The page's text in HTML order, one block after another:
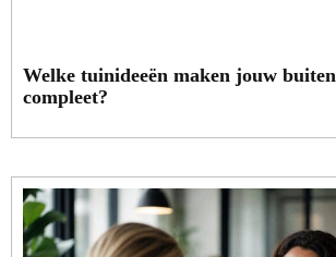
Welke tuinideeën maken jouw
compleet?